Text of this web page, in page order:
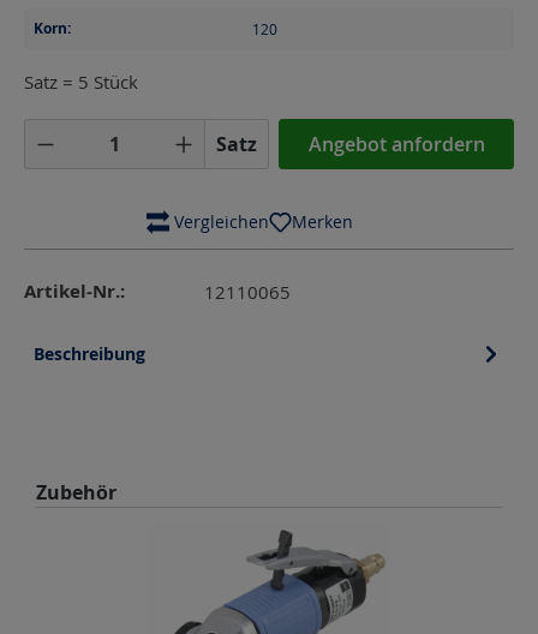
Korn: 120
Satz = 5 Stück
Produkt Anzahl: Gib den gewünschten
Satz Angebot anfordern
Vergleichen Merken
Artikel-Nr.: 12110065
Beschreibung
Produktgalerie überspringen
Zubehör